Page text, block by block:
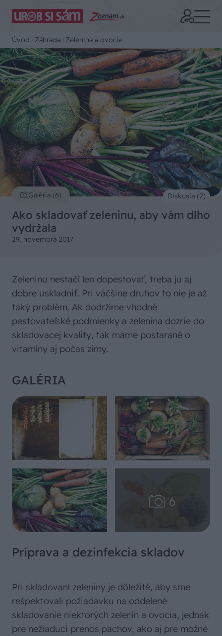
Úvod Záhrada Zelenina a ovocie
Galéria (6)
Ako skladovať zeleninu, aby vám dlho
vydržala
29. novembra 2017
Diskusia (2)
Zeleninu nestačí len dopestovať, treba ju aj
dobre uskladniť. Pri väčšine druhov to nie je až
taký problém. Ak dodržíme vhodné
pestovateľské podmienky a zelenina dozrie do
skladovacej kvality, tak máme postarané o
vitamíny aj počas zimy.
GALÉRIA
Príprava a dezinfekcia skladov
Pri skladovaní zeleniny je dôležité, aby sme
rešpektovali požiadavku na oddelené
skladovanie niektorých zelenín a ovocia, jednak
pre nežiaduci prenos pachov, ako aj pre možné